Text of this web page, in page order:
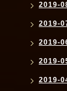
2019-
2019-
2019-
2019-
2019-